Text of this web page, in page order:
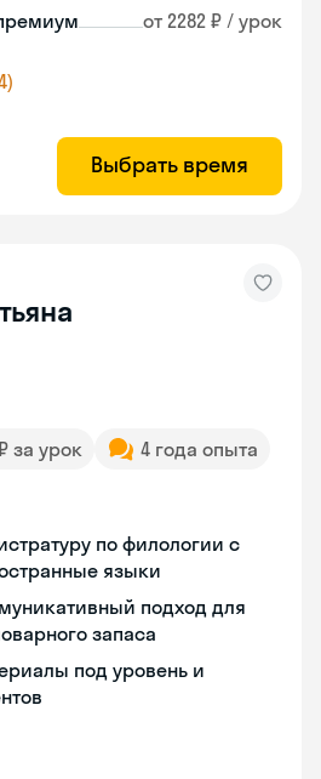
от 2282 ₽ / урок
Выбрать время
за урок
4 года опыта
по филологии с
языки
подход для
запаса
под уровень и